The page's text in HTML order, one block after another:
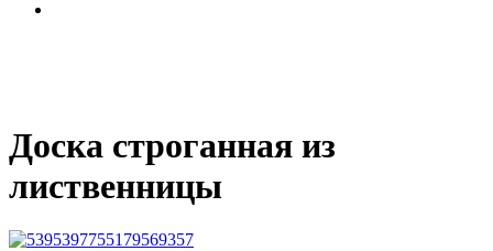
Доска строганная из
лиственницы